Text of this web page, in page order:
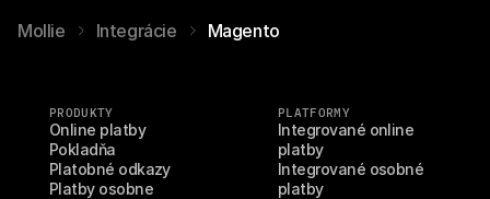
Mollie Integrácie Magento
PRODUKTY
Online platby
Pokladňa
Platobné odkazy
Platby osobne
PLATFORMY
Integrované online
platby
Integrované osobné
platby